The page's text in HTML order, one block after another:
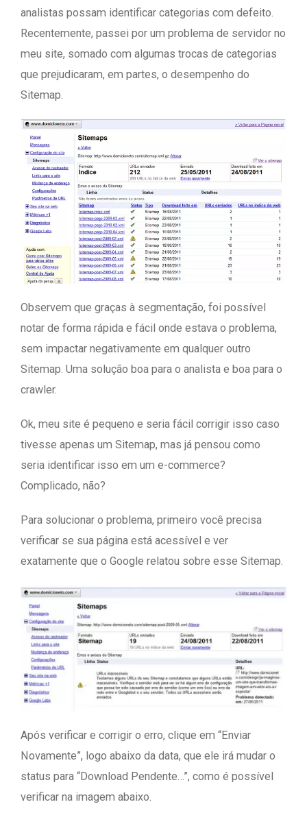
analistas possam identificar categorias com defeito.
Recentemente, passei por um problema de servidor no
meu site, somado com algumas trocas de categorias
que prejudicaram, em partes, o desempenho do
Sitemap.
Observem que graças à segmentação, foi possível
notar de forma rápida e fácil onde estava o problema,
sem impactar negativamente em qualquer outro
Sitemap. Uma solução boa para o analista e boa para o
crawler.
Ok, meu site é pequeno e seria fácil corrigir isso caso
tivesse apenas um Sitemap, mas já pensou como
seria identificar isso em um e-commerce?
Complicado, não?
Para solucionar o problema, primeiro você precisa
verificar se sua página está acessível e ver
exatamente que o Google relatou sobre esse Sitemap.
Após verificar e corrigir o erro, clique em “Enviar
Novamente”, logo abaixo da data, que ele irá mudar o
status para “Download Pendente…”, como é possível
verificar na imagem abaixo.